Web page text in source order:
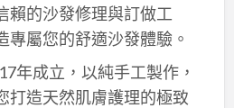
賴的沙發修理與訂做工
專屬您的舒適沙發體驗。
年成立，以純手工製作，
打造天然肌膚護理的極致